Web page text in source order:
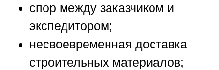
спор между заказчиком и
экспедитором;
несвоевременная доставка
строительных материалов;